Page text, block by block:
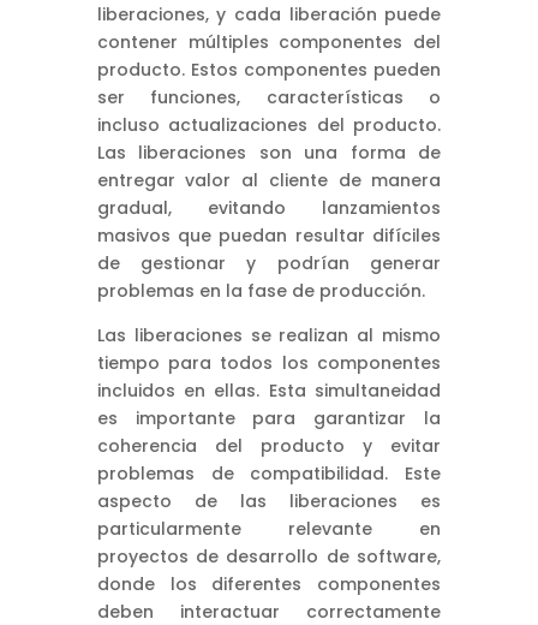
liberaciones, y cada liberación puede
contener múltiples componentes del
producto. Estos componentes pueden
ser funciones, características o
incluso actualizaciones del producto.
Las liberaciones son una forma de
entregar valor al cliente de manera
gradual, evitando lanzamientos
masivos que puedan resultar difíciles
de gestionar y podrían generar
problemas en la fase de producción.
Las liberaciones se realizan al mismo
tiempo para todos los componentes
incluidos en ellas. Esta simultaneidad
es importante para garantizar la
coherencia del producto y evitar
problemas de compatibilidad. Este
aspecto de las liberaciones es
particularmente relevante en
proyectos de desarrollo de software,
donde los diferentes componentes
deben interactuar correctamente